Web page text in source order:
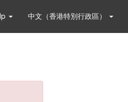
中文（香港特別行政區）